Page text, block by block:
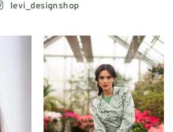
levi_designshop